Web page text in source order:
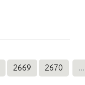
2669 2670 ...